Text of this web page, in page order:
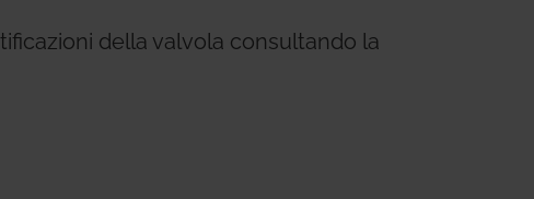
della valvola consultando la